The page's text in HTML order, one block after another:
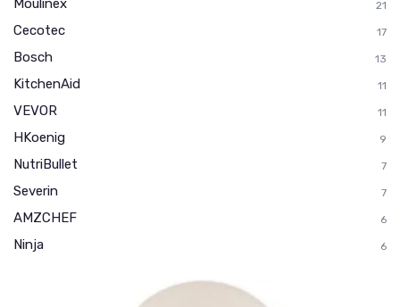
Moulinex 21
Cecotec 17
Bosch 13
KitchenAid 11
VEVOR 11
HKoenig 9
NutriBullet 7
Severin 7
AMZCHEF 6
Ninja 6